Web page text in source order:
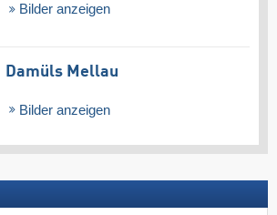
Bilder anzeigen
Damüls Mellau
Bilder anzeigen